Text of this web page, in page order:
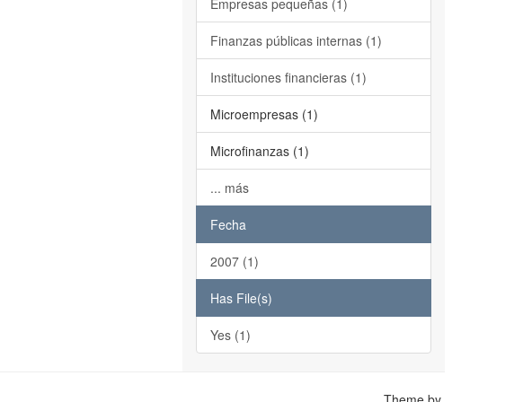
Empresas pequeñas (1)
Finanzas públicas internas (1)
Instituciones financieras (1)
Microempresas (1)
Microfinanzas (1)
... más
Fecha
2007 (1)
Has File(s)
Yes (1)